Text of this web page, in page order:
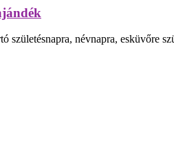
születésnapra, névnapra, esküvőre